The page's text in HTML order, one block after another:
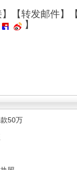
】【转发邮件】
】
50万